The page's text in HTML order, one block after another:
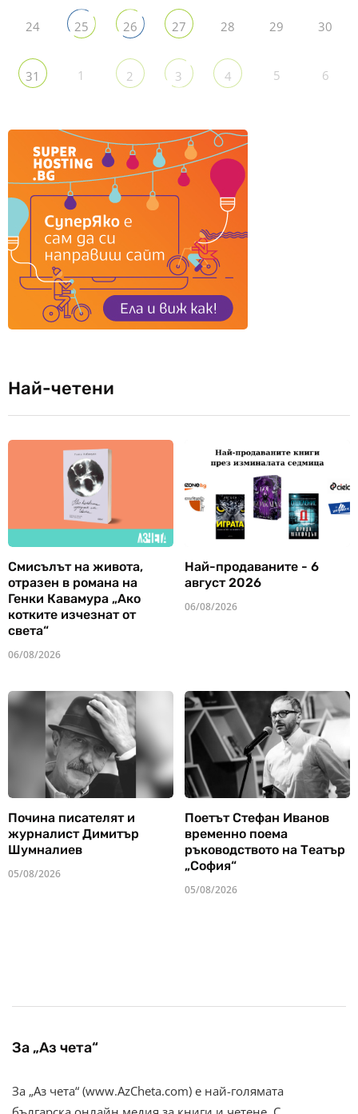
24 25 26 27 28 29 30
31 1 2 3 4 5 6
Най-четени
Смисълът на живота,
отразен в романа на
Генки Кавамура „Ако
котките изчезнат от
света“
06/08/2026
Най-продаваните - 6
август 2026
06/08/2026
Почина писателят и
журналист Димитър
Шумналиев
05/08/2026
Поетът Стефан Иванов
временно поема
ръководството на Театър
„София“
05/08/2026
За „Аз чета“
За „Аз чета“ (www.AzCheta.com) е най-голямата